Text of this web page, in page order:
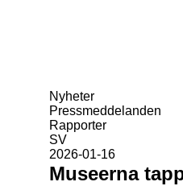
Nyheter
Pressmeddelanden
Rapporter
SV
2026-01-16
Museerna